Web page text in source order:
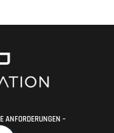
ANFORDERUNGEN –